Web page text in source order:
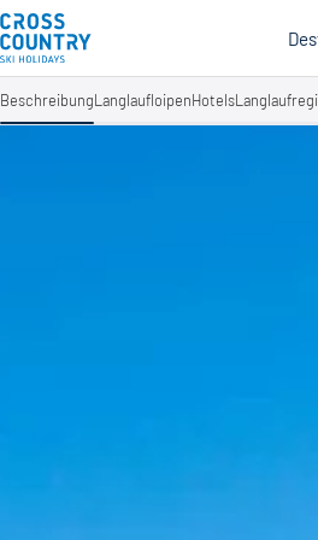
BeschreibungLanglaufloipenHotels